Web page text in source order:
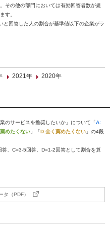
その他の部門においては有効回答者数が規
す。
回答した人の割合が基準値以下の企業がラ
2021年 2020年
のサービスを推奨したいか」について「A:
めたくない 」「D:全く薦めたくない 」の4段
、C=3-5回答、D=1-2回答として割合を算
タ（PDF）